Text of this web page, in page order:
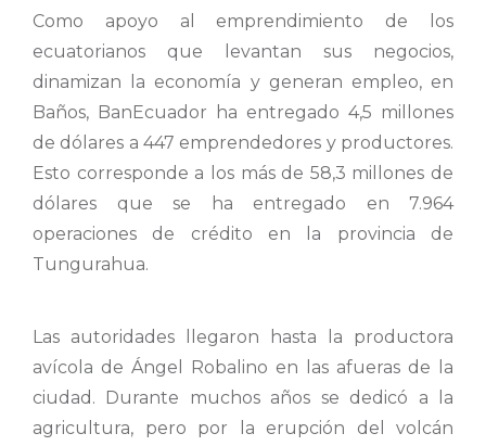
Como apoyo al emprendimiento de los
ecuatorianos que levantan sus negocios,
dinamizan la economía y generan empleo, en
Baños, BanEcuador ha entregado 4,5 millones
de dólares a 447 emprendedores y productores.
Esto corresponde a los más de 58,3 millones de
dólares que se ha entregado en 7.964
operaciones de crédito en la provincia de
Tungurahua.
Las autoridades llegaron hasta la productora
avícola de Ángel Robalino en las afueras de la
ciudad. Durante muchos años se dedicó a la
agricultura, pero por la erupción del volcán